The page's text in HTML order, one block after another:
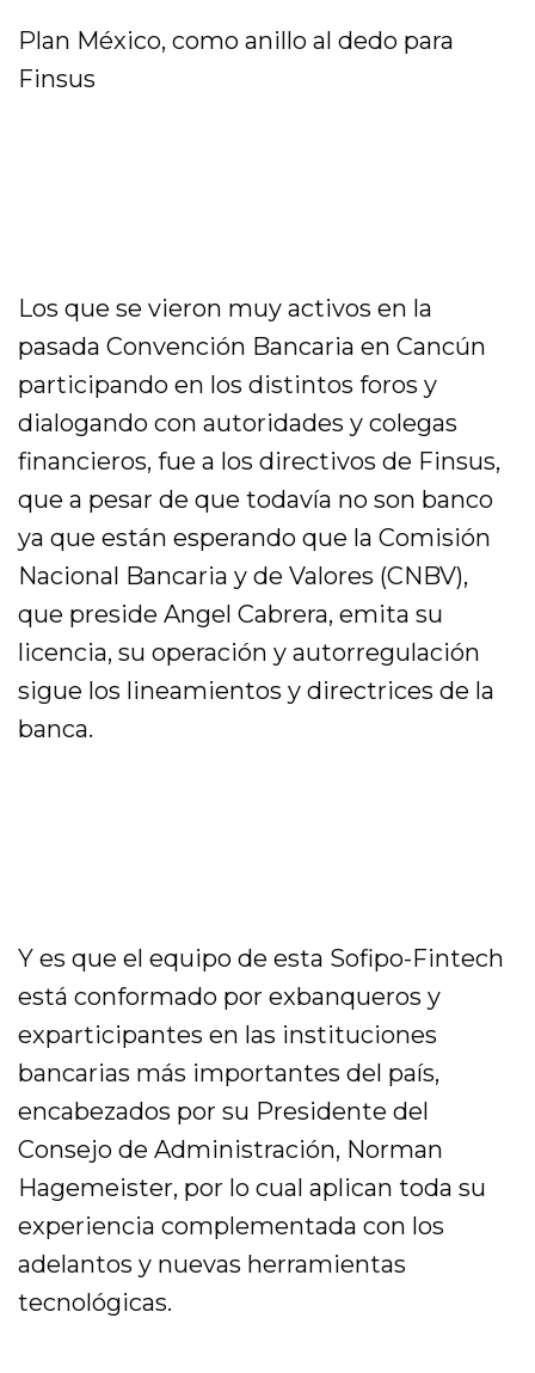
Plan México, como anillo al dedo para
Finsus
Los que se vieron muy activos en la
pasada Convención Bancaria en Cancún
participando en los distintos foros y
dialogando con autoridades y colegas
financieros, fue a los directivos de Finsus,
que a pesar de que todavía no son banco
ya que están esperando que la Comisión
Nacional Bancaria y de Valores (CNBV),
que preside Angel Cabrera, emita su
licencia, su operación y autorregulación
sigue los lineamientos y directrices de la
banca.
Y es que el equipo de esta Sofipo-Fintech
está conformado por exbanqueros y
exparticipantes en las instituciones
bancarias más importantes del país,
encabezados por su Presidente del
Consejo de Administración, Norman
Hagemeister, por lo cual aplican toda su
experiencia complementada con los
adelantos y nuevas herramientas
tecnológicas.